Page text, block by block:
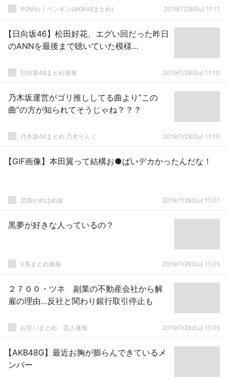
ROMれ！ペンギン(AKB48まとめ) 2019/7/28(Su) 11:11
【日向坂46】松田好花、エグい回だった昨日
のANNを最後まで聴いていた模様…
日向坂46まとめ速報 2019/7/28(Su) 11:10
乃木坂運営がゴリ推ししてる曲より”この
曲”の方が知られてそうじゃね？？？
乃木坂46まとめ 乃木りんく 2019/7/28(Su) 11:10
【GIF画像】本田翼って結構お●ぱいデカかったんだな！
芸能かめはめ波 2019/7/28(Su) 11:07
黒夢が好きな人っているの？
V系まとめ速報 2019/7/28(Su) 11:05
２７００・ツネ 副業の不動産会社から解
雇の理由…反社と関わり銀行取引停止も
お笑いまとめ 芸人速報 2019/7/28(Su) 11:05
【AKB48G】最近お胸が膨らんできているメ
ンバー